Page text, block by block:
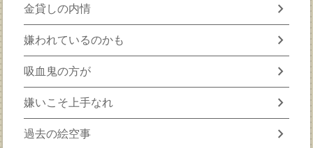
金貸しの内情 chevron_right
嫌われているのかも chevron_right
吸血鬼の方が chevron_right
嫌いこそ上手なれ chevron_right
過去の絵空事 chevron_right